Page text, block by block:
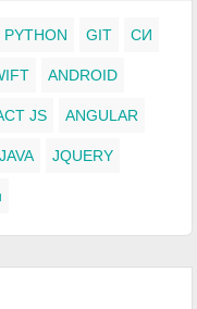
PYTHON GIT СИ
ANDROID
JS ANGULAR
JAVA JQUERY